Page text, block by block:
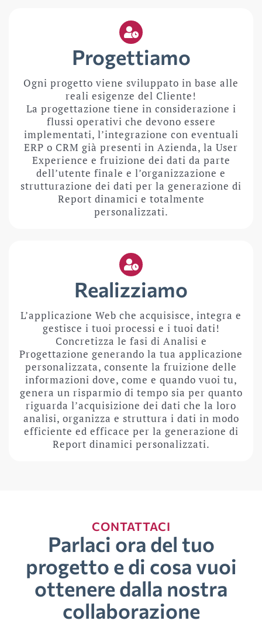
Progettiamo
Ogni progetto viene sviluppato in base alle
reali esigenze del Cliente!
La progettazione tiene in considerazione i
flussi operativi che devono essere
implementati, l’integrazione con eventuali
ERP o CRM già presenti in Azienda, la User
Experience e fruizione dei dati da parte
dell’utente finale e l’organizzazione e
strutturazione dei dati per la generazione di
Report dinamici e totalmente
personalizzati.
Realizziamo
L’applicazione Web che acquisisce, integra e
gestisce i tuoi processi e i tuoi dati!
Concretizza le fasi di Analisi e
Progettazione generando la tua applicazione
personalizzata, consente la fruizione delle
informazioni dove, come e quando vuoi tu,
genera un risparmio di tempo sia per quanto
riguarda l’acquisizione dei dati che la loro
analisi, organizza e struttura i dati in modo
efficiente ed efficace per la generazione di
Report dinamici personalizzati.
CONTATTACI
Parlaci ora del tuo
progetto e di cosa vuoi
ottenere dalla nostra
collaborazione